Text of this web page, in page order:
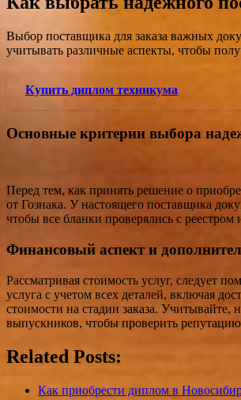
Выбор поставщика для заказа важных
учитывать различные аспекты, чтобы
Купить диплом техникума
Основные критерии выбора
Перед тем, как принять решение о
от Гознака. У настоящего поставщика
чтобы все бланки проверялись с реестром
Финансовый аспект и
Рассматривая стоимость услуг, следует
услуга с учетом всех деталей, включая
стоимости на стадии заказа. Учитывайте,
выпускников, чтобы проверить
Related Posts:
Как приобрести диплом в